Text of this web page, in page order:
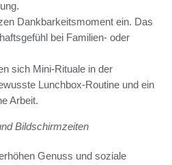
Dankbarkeitsmoment ein. Das
bei Familien- oder
sich Mini-Rituale in der
Lunchbox-Routine und ein
Arbeit.
Bildschirmzeiten
Genuss und soziale